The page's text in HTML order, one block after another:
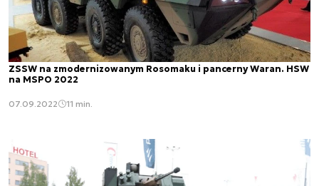
ZSSW na zmodernizowanym Rosomaku i pancerny Waran. HSW
na MSPO 2022
07.09.2022 11 min.